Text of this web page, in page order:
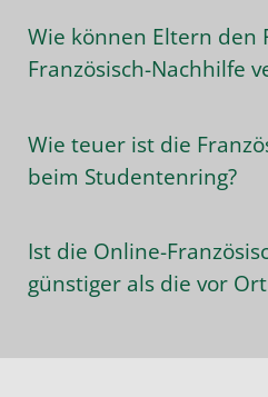
Wie können Eltern den
Französisch-Nachhilfe
Wie teuer ist die
beim Studentenring?
Ist die Online-
günstiger als die vor